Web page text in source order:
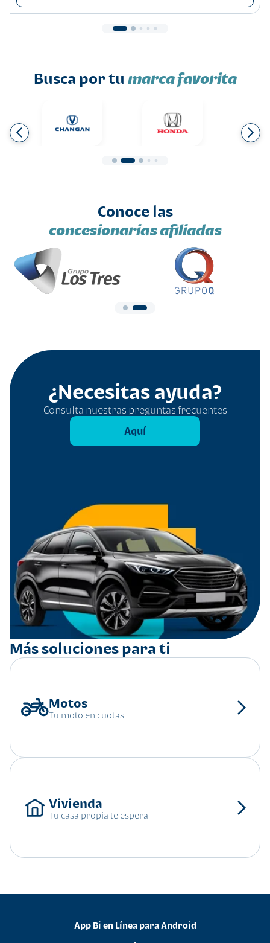
Busca por tu marca favorita
Conoce las
concesionarias afiliadas
¿Necesitas ayuda?
Consulta nuestras preguntas frecuentes
Aquí
Más soluciones para ti
Tu moto en cuotas
Tu casa propia te espera
App Bi en Línea para Android